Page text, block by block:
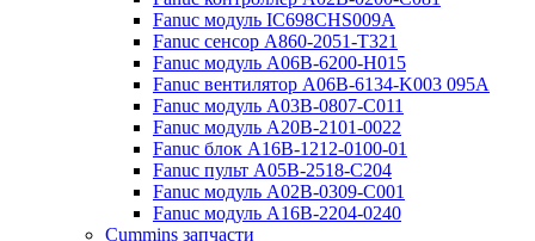
Fanuc модуль IC698CHS009A
Fanuc сенсор A860-2051-T321
Fanuc модуль A06B-6200-H015
Fanuc вентилятор A06B-6134-K003 095A
Fanuc модуль A03B-0807-C011
Fanuc модуль A20B-2101-0022
Fanuc блок A16B-1212-0100-01
Fanuc пульт A05B-2518-C204
Fanuc модуль A02B-0309-C001
Fanuc модуль A16B-2204-0240
Cummins запчасти